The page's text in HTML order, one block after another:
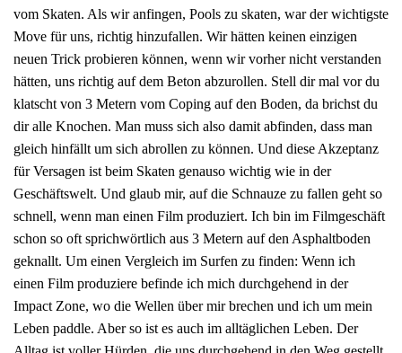
vom Skaten. Als wir anfingen, Pools zu skaten, war der wichtigste
Move für uns, richtig hinzufallen. Wir hätten keinen einzigen
neuen Trick probieren können, wenn wir vorher nicht verstanden
hätten, uns richtig auf dem Beton abzurollen. Stell dir mal vor du
klatscht von 3 Metern vom Coping auf den Boden, da brichst du
dir alle Knochen. Man muss sich also damit abfinden, dass man
gleich hinfällt um sich abrollen zu können. Und diese Akzeptanz
für Versagen ist beim Skaten genauso wichtig wie in der
Geschäftswelt. Und glaub mir, auf die Schnauze zu fallen geht so
schnell, wenn man einen Film produziert. Ich bin im Filmgeschäft
schon so oft sprichwörtlich aus 3 Metern auf den Asphaltboden
geknallt. Um einen Vergleich im Surfen zu finden: Wenn ich
einen Film produziere befinde ich mich durchgehend in der
Impact Zone, wo die Wellen über mir brechen und ich um mein
Leben paddle. Aber so ist es auch im alltäglichen Leben. Der